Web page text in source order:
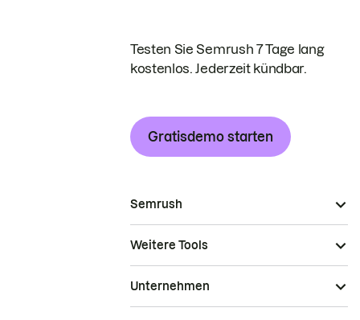
Testen Sie Semrush 7 Tage lang
kostenlos. Jederzeit kündbar.
Gratisdemo starten
Semrush
Weitere Tools
Unternehmen